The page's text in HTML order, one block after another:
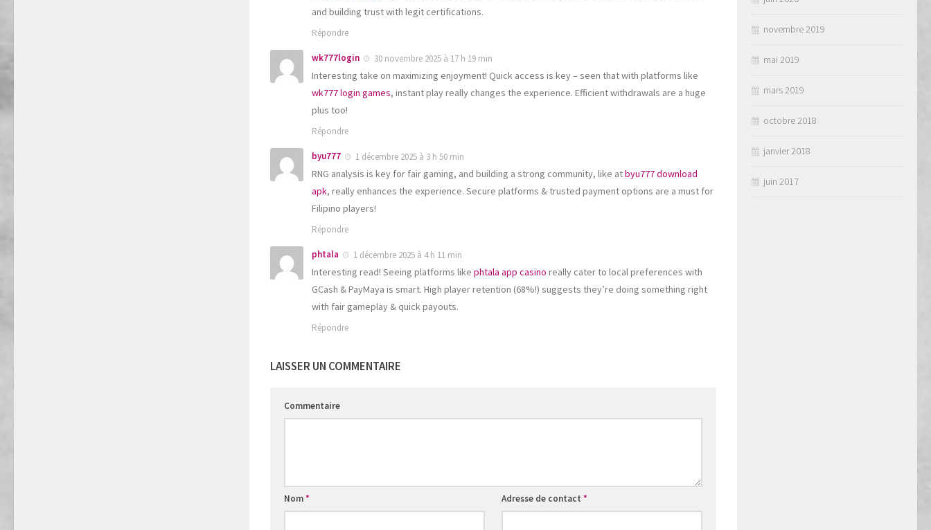
and building trust with legit certifications.
Répondre
wk777login 30 novembre 2025 à 17 h 19 min
Interesting take on maximizing enjoyment! Quick access is key – seen that with platforms like
wk777 login games, instant play really changes the experience. Efficient withdrawals are a huge
plus too!
Répondre
byu777 1 décembre 2025 à 3 h 50 min
RNG analysis is key for fair gaming, and building a strong community, like atbyu777 download
apk, really enhances the experience. Secure platforms & trusted payment options are a must for
Filipino players!
Répondre
phtala 1 décembre 2025 à 4 h 11 min
Interesting read! Seeing platforms like phtala app casino really cater to local preferences with
GCash & PayMaya is smart. High player retention (68%!) suggests they’re doing something right
with fair gameplay & quick payouts.
Répondre
LAISSER UN COMMENTAIRE
Commentaire
Nom* Adresse de contact*
novembre 2019
mai 2019
mars 2019
octobre 2018
janvier 2018
juin 2017